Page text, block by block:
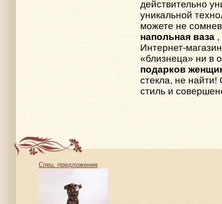
действительно
уникальной
можете не
напольная ваза ,
Интернет-
«близнеца» ни в
подарков
стекла, не
стиль и
Спец. предложения